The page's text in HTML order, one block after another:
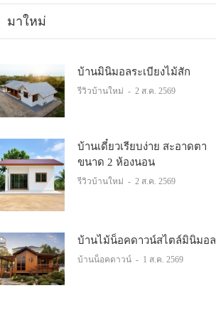
มาใหม่
บ้านมินิมอลระเบียงไม้สัก
รีวิวบ้านใหม่ - 2 ส.ค. 2569
บ้านเดี๋ยวเรียบง่าย สะอาดตา
ขนาด 2 ห้องนอน
รีวิวบ้านใหม่ - 2 ส.ค. 2569
บ้านไม้น็อคดาวน์สไตล์มินิมอล
บ้านน็อคดาวน์ - 1 ส.ค. 2569